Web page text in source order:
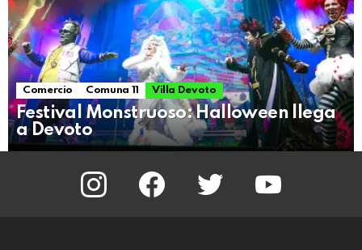
Comercio Comuna 11 Villa Devoto
Festival Monstruoso: Halloween llega
a Devoto
instagram facebook twitter